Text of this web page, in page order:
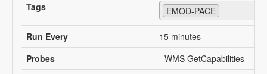
Tags
EMOD-PACE
Run Every
15 minutes
Probes
- WMS GetCapabilities